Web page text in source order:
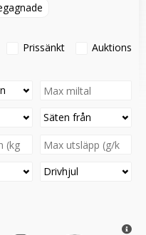
Prissänkt
Säten från
Drivhjul